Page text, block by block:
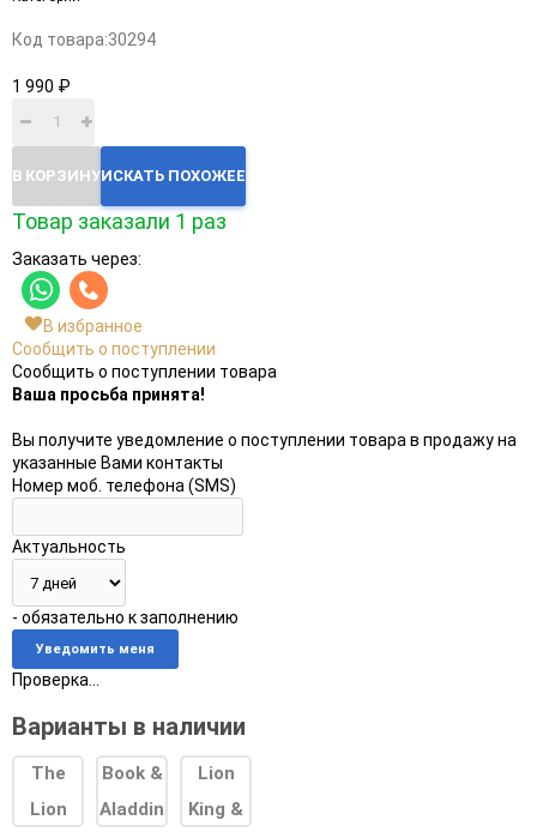
Код товара:30294
1 990 ₽
В КОРЗИНУИСКАТЬ ПОХОЖЕЕ
Товар заказали 1 раз
Заказать через:
В избранное
Сообщить о поступлении
Сообщить о поступлении товара
Ваша просьба принята!
Вы получите уведомление о поступлении товара в продажу на
указанные Вами контакты
Номер моб. телефона (SMS)
Актуальность
- обязательно к заполнению
Проверка...
Варианты в наличии